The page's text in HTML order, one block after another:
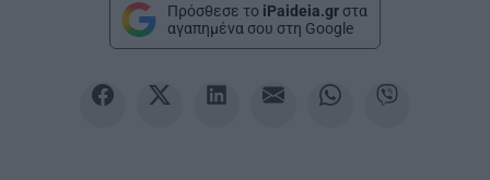
Πρόσθεσε το iPaideia.gr στα
αγαπημένα σου στη Google